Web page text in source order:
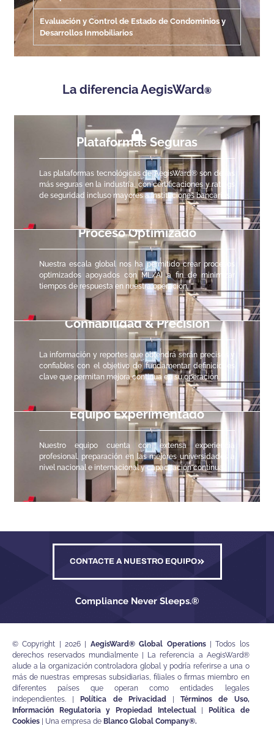
Evaluación y Control de Estado de Condominios y
Desarrollos Inmobiliarios
La diferencia AegisWard®
Equipo Experimentado
Nuestro equipo cuenta con extensa experiencia
profesional, preparación en las mejores universidades a
nivel nacional e internacional y capacitación continua.
Confiabilidad & Precisión
La información y reportes que obtendrá serán precisos y
confiables con el objetivo de fundamentar definiciones
clave que permitan mejora continua en su operación.
Proceso Optimizado
Nuestra escala global nos ha permitido crear procesos
optimizados apoyados con ML/AI a fin de minimizar
tiempos de respuesta en nuestra operación.
Plataformas Seguras
Las plataformas tecnológicas de AegisWard®son de las
más seguras en la industria, con certificaciones y ratings
de seguridad incluso mayores a instituciones bancarias.
Compliance Never Sleeps.®
CONTACTE A NUESTRO EQUIPO
© Copyright | 2026 | AegisWard® Global Operations| Todos los
derechos reservados mundialmente | La referencia a AegisWard®
alude a la organización controladora global y podría referirse a una o
más de nuestras empresas subsidiarias, filiales o firmas miembro en
diferentes países que operan como entidades legales
independientes. |
Política de Privacidad|Términos de Uso,
Información Regulatoria y Propiedad Intelectual
Política de
Cookies | Una empresa de Blanco Global Company®.